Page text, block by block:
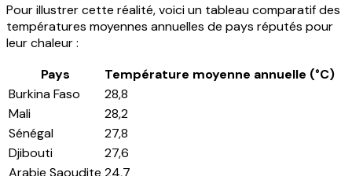
Pour illustrer cette réalité, voici un tableau comparatif des
températures moyennes annuelles de pays réputés pour
leur chaleur :
Pays
Température moyenne annuelle (°C)
Burkina Faso
28,8
Mali
28,2
Sénégal
27,8
Djibouti
27,6
Arabie Saoudite 24,7